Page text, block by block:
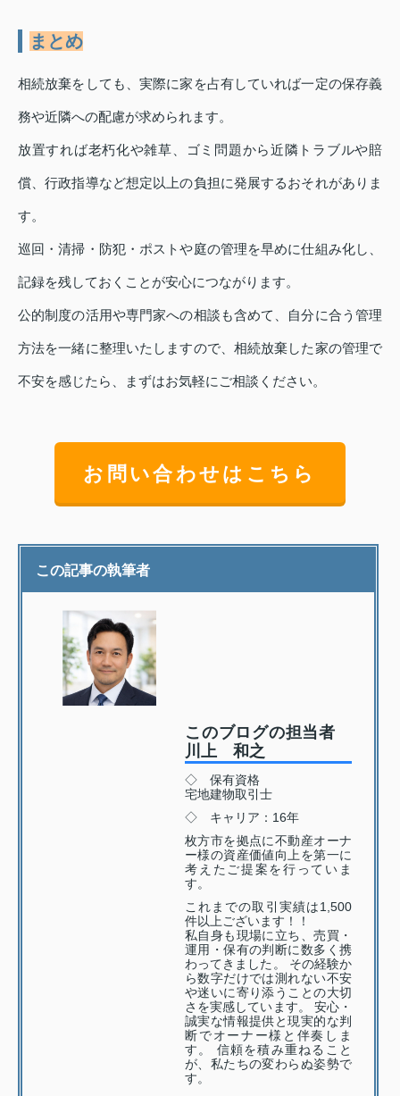
まとめ
相続放棄をしても、実際に家を占有していれば一定の保存義
務や近隣への配慮が求められます。
放置すれば老朽化や雑草、ゴミ問題から近隣トラブルや賠
償、行政指導など想定以上の負担に発展するおそれがありま
す。
巡回・清掃・防犯・ポストや庭の管理を早めに仕組み化し、
記録を残しておくことが安心につながります。
公的制度の活用や専門家への相談も含めて、自分に合う管理
方法を一緒に整理いたしますので、相続放棄した家の管理で
不安を感じたら、まずはお気軽にご相談ください。
お問い合わせはこちら
この記事の執筆者
このブログの担当者
川上 和之
◇ 保有資格
宅地建物取引士
◇ キャリア：16年
枚方市を拠点に不動産オーナ
ー様の資産価値向上を第一に
考えたご提案を行っていま
す。
これまでの取引実績は1,500
件以上ございます！！
私自身も現場に立ち、売買・
運用・保有の判断に数多く携
わってきました。 その経験か
ら数字だけでは測れない不安
や迷いに寄り添うことの大切
さを実感しています。 安心・
誠実な情報提供と現実的な判
断でオーナー様と伴奏しま
す。 信頼を積み重ねること
が、私たちの変わらぬ姿勢で
す。